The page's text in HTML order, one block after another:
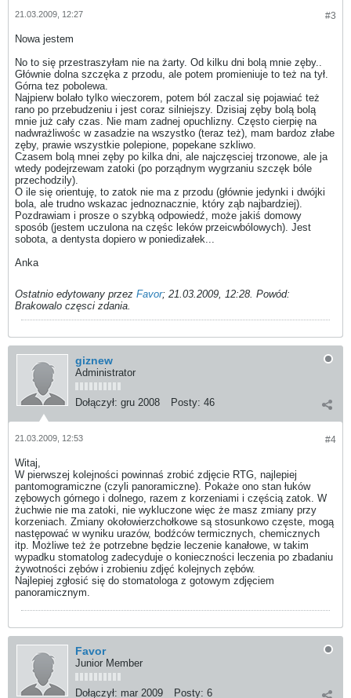
#3
21.03.2009, 12:27
Nowa jestem
No to się przestraszyłam nie na żarty. Od kilku dni bolą mnie zęby..
Głównie dolna szczęka z przodu, ale potem promieniuje to też na tył.
Górna tez pobolewa.
Najpierw bolało tylko wieczorem, potem ból zaczal się pojawiać też
rano po przebudzeniu i jest coraz silniejszy. Dzisiaj zęby bolą bolą
mnie już cały czas. Nie mam zadnej opuchlizny. Często cierpię na
nadwrażliwośc w zasadzie na wszystko (teraz też), mam bardoz złabe
zęby, prawie wszystkie polepione, popekane szkliwo.
Czasem bolą mnei zęby po kilka dni, ale najczęsciej trzonowe, ale ja
wtedy podejrzewam zatoki (po porządnym wygrzaniu szczęk bóle
przechodzily).
O ile się orientuję, to zatok nie ma z przodu (głównie jedynki i dwójki
bola, ale trudno wskazac jednoznacznie, który ząb najbardziej).
Pozdrawiam i prosze o szybką odpowiedź, może jakiś domowy
sposób (jestem uczulona na częśc leków przeicwbólowych). Jest
sobota, a dentysta dopiero w poniedizałek...
Anka
Ostatnio edytowany przez Favor; 21.03.2009, 12:28. Powód:
Brakowalo częsci zdania.
giznew
Administrator
Dołączył: gru 2008 Posty: 46
#4
21.03.2009, 12:53
Witaj,
W pierwszej kolejności powinnaś zrobić zdjęcie RTG, najlepiej
pantomogramiczne (czyli panoramiczne). Pokaże ono stan łuków
zębowych górnego i dolnego, razem z korzeniami i częścią zatok. W
żuchwie nie ma zatoki, nie wykluczone więc że masz zmiany przy
korzeniach. Zmiany okołowierzchołkowe są stosunkowo częste, mogą
następować w wyniku urazów, bodźców termicznych, chemicznych
itp. Możliwe też że potrzebne będzie leczenie kanałowe, w takim
wypadku stomatolog zadecyduje o konieczności leczenia po zbadaniu
żywotności zębów i zrobieniu zdjęć kolejnych zębów.
Najlepiej zgłosić się do stomatologa z gotowym zdjęciem
panoramicznym.
Favor
Junior Member
Dołączył: mar 2009 Posty: 6